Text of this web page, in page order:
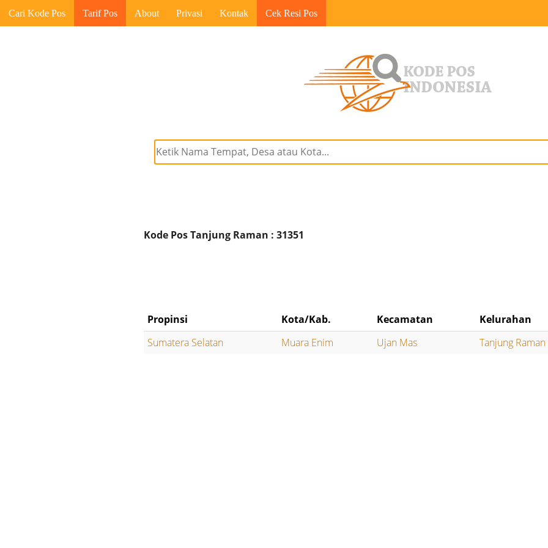
Cari Kode Pos Tarif Pos About Privasi Kontak Cek Resi Pos
Kode Pos Tanjung Raman : 31351
Propinsi Kota/Kab. Kecamatan
Kelurahan
Sumatera Selatan
Muara Enim Ujan Mas Tanjung Raman